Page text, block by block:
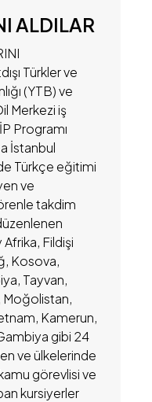
ALDILAR
Türkler ve
(YTB) ve
Merkezi iş
Programı
İstanbul
Türkçe eğitimi
ve
takdim
Fildişi
Kosova,
Tayvan,
Moğolistan,
Kamerun,
gibi 24
ve ülkelerinde
görevlisi ve
kursiyerler